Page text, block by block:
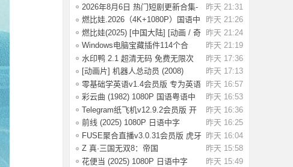
握一门新技
昨天 21:31
2026年8月6日 热门短剧更新合集-
海量热门
昨天 21:26
燃比娃.2026（4K+1080P）国语中
字.首部宣纸
昨天 21:24
燃比娃(2025) [中国大陆] [动画 / 奇
幻 /
昨天 21:19
Windows电脑宝藏插件114个合
集，按功能分类
昨天 17:36
水印鸭 2.1 超清无码 免费无限次
试了好多
昨天 17:13
[动画片] 机器人总动员 (2008)
1080P 国配
昨天 16:57
零基础学英语v1.4会员版 专为英语
初学者设
昨天 16:53
彩云曲 (1982) 1080P 国语粤语中
字 [2.49G]
昨天 16:36
Telegram纸飞机v12.9.2会员版 开
放注册了
昨天 16:25
前线 (2025) 1080P 日语中字
[1.74G]
昨天 16:04
FUSE聚合直播v3.0.31会员版 虎牙
斗鱼抖音快
昨天 15:58
Z 真·三国无双8：帝国
_Build.20984287 官
昨天 15:49
花便当 (2025) 1080P 日语中字